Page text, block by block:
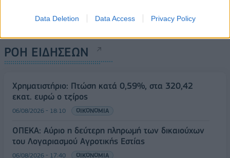
Data Deletion Data Access Privacy Policy
ΡΟΗ ΕΙΔΗΣΕΩΝ
Χρηματιστήριο: Πτώση κατά 0,59%, στα 320,42
εκατ. ευρώ ο τζίρος
06/08/2026 - 18:10 ΟΙΚΟΝΟΜΙΑ
ΟΠΕΚΑ: Αύριο η δεύτερη πληρωμή των δικαιούχων
του Λογαριασμού Αγροτικής Εστίας
06/08/2026 - 17:40 ΟΙΚΟΝΟΜΙΑ